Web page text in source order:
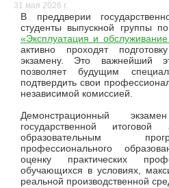
31 мая 2026 г.
В преддверии
студенты выпускной группы
«Эксплуатация и
активно проходят
экзамену. Это важнейший
позволяет будущим
подтвердить свои
независимой комиссией.
Демонстрационный
государственной
образовательным
профессионального
оценку практических
обучающихся в условиях,
реальной производственной